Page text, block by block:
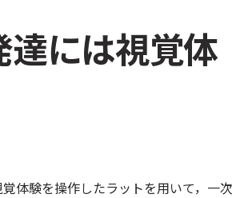
には視覚体
体験を操作したラットを用いて，一次